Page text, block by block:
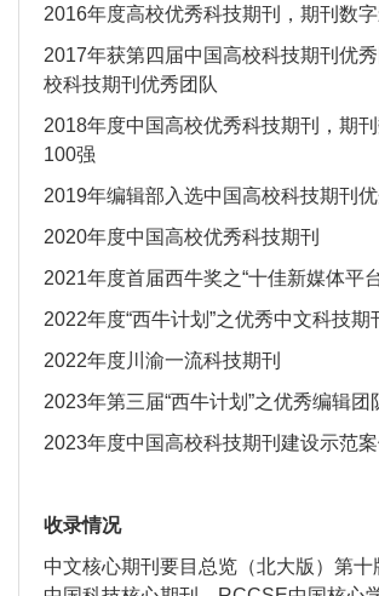
2016年度高校优秀科技期刊，期刊数
2017年获第四届中国高校科技期刊优
校科技期刊优秀团队
2018年度中国高校优秀科技期刊，期
100强
2019年编辑部入选中国高校科技期刊
2020年度中国高校优秀科技期刊
2021年度首届西牛奖之“十佳新媒体平
2022年度“西牛计划”之优秀中文科技期
2022年度川渝一流科技期刊
2023年第三届“西牛计划”之优秀编辑团
2023年度中国高校科技期刊建设示范
收录情况
中文核心期刊要目总览（北大版）第十